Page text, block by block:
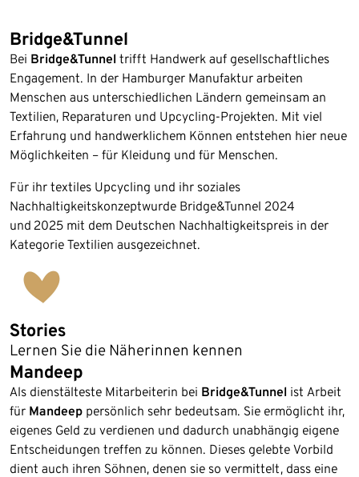
Bridge&Tunnel
Bei Bridge&Tunnel trifft Handwerk auf gesellschaftliches
Engagement. In der Hamburger Manufaktur arbeiten
Menschen aus unterschiedlichen Ländern gemeinsam an
Textilien, Reparaturen und Upcycling-Projekten. Mit viel
Erfahrung und handwerklichem Können entstehen hier neue
Möglichkeiten – für Kleidung und für Menschen.
Für ihr textiles Upcycling und ihr soziales
Nachhaltigkeitskonzeptwurde Bridge&Tunnel 2024
und 2025 mit dem Deutschen Nachhaltigkeitspreis in der
Kategorie Textilien ausgezeichnet.
Stories
Lernen Sie die Näherinnen kennen
Mandeep
Als dienstälteste Mitarbeiterin bei Bridge&Tunnel ist Arbeit
für Mandeep persönlich sehr bedeutsam. Sie ermöglicht ihr,
eigenes Geld zu verdienen und dadurch unabhängig eigene
Entscheidungen treffen zu können. Dieses gelebte Vorbild
dient auch ihren Söhnen, denen sie so vermittelt, dass eine